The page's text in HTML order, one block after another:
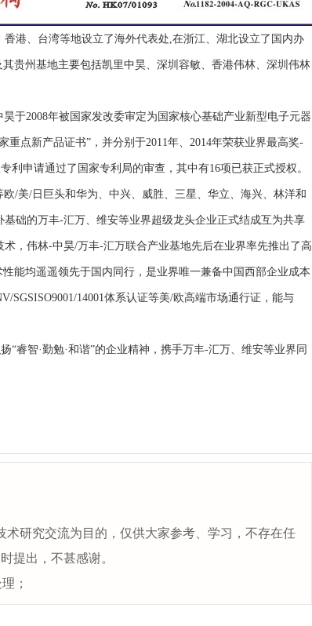
港、台湾等地设立了海外代表处,在浙江、湖北设立了国内办
贵州基地主要包括凯里中昊、深圳容敏、香港伟林、深圳伟林
于2008年被国家发改委审定为国家核心基础产业新型电子元器
点新产品证书”，并分别于2011年、2014年荣获业界最高奖-
申请通过了国家专利局的审查，其中有16项已获正式授权。
欧/美/日巨头和华为、中兴、威胜、三星、华立、海兴、林洋和
础的万丰-汇万、维安等业界超级龙头企业正式结成互为共享
，伟林-中昊/万丰-汇万联合产业基地先后在业界率先推出了高
能均遥遥领先于国内同行，是业界唯一兼备中国西部企业成本
14001体系认证等美/欧高端市场通行证，能与
睿智·勤勉·和谐”的企业精神，携手万丰-汇万、维安等业界同
研究交流为目的，仅供大家参考、学习，不存在任
提出，不甚感谢。
；